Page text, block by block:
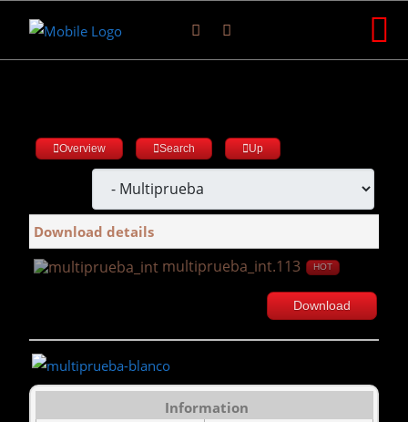
Overview Search Up
Download details
multiprueba_int.113 HOT
Download
Information